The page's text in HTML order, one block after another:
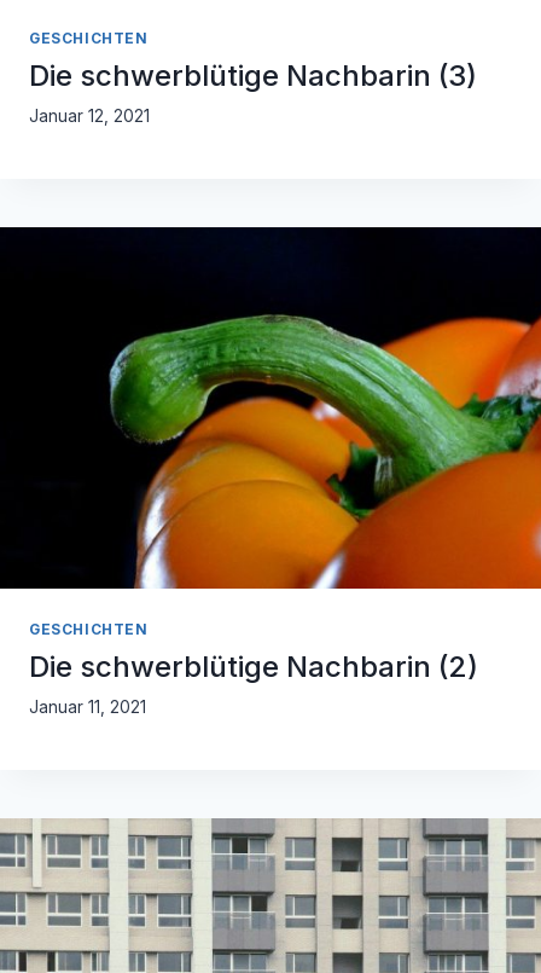
GESCHICHTEN
Die schwerblütige Nachbarin (3)
Januar 12, 2021
GESCHICHTEN
Die schwerblütige Nachbarin (2)
Januar 11, 2021